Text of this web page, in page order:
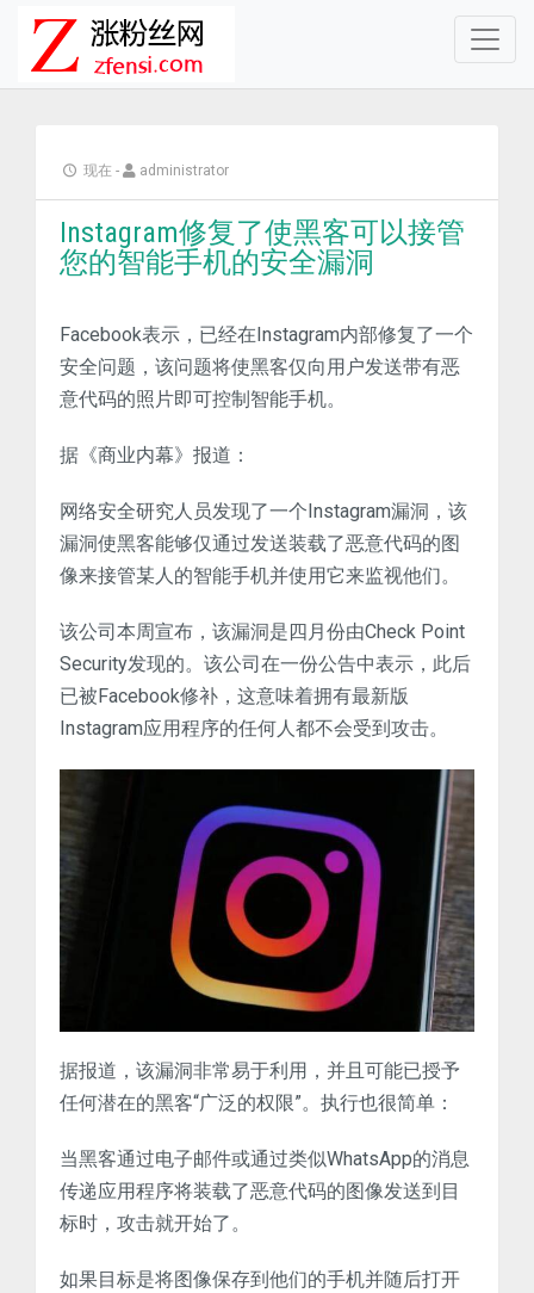
现在 - administrator
Instagram修复了使黑客可以接管
您的智能手机的安全漏洞
Facebook表示，已经在Instagram内部修复了一个
安全问题，该问题将使黑客仅向用户发送带有恶
意代码的照片即可控制智能手机。
据《商业内幕》报道：
网络安全研究人员发现了一个Instagram漏洞，该
漏洞使黑客能够仅通过发送装载了恶意代码的图
像来接管某人的智能手机并使用它来监视他们。
该公司本周宣布，该漏洞是四月份由Check Point
Security发现的。该公司在一份公告中表示，此后
已被Facebook修补，这意味着拥有最新版
Instagram应用程序的任何人都不会受到攻击。
据报道，该漏洞非常易于利用，并且可能已授予
任何潜在的黑客“广泛的权限”。执行也很简单：
当黑客通过电子邮件或通过类似WhatsApp的消息
传递应用程序将装载了恶意代码的图像发送到目
标时，攻击就开始了。
如果目标是将图像保存到他们的手机并随后打开